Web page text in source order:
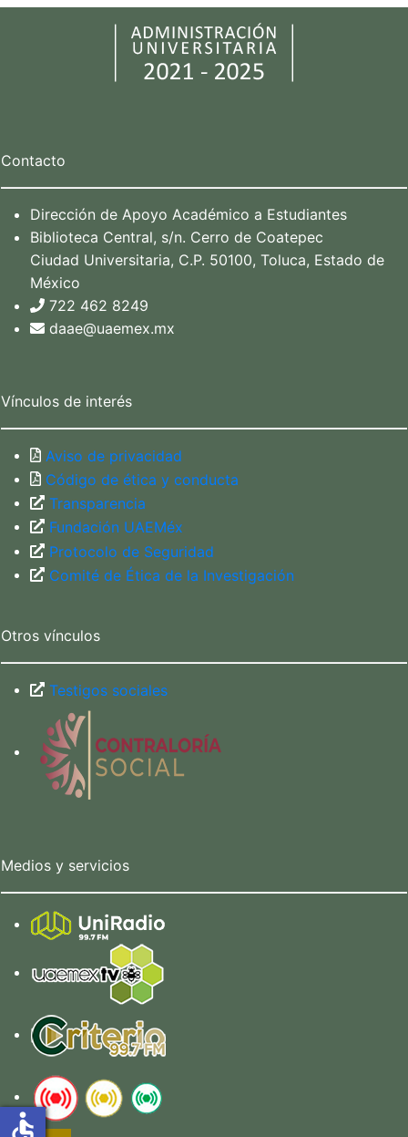
accessible
Contacto
Dirección de Apoyo Académico a Estudiantes
Biblioteca Central, s/n. Cerro de Coatepec
Ciudad Universitaria, C.P. 50100, Toluca, Estado de
México
722 462 8249
daae@uaemex.mx
Vínculos de interés
Aviso de privacidad
Código de ética y conducta
Transparencia
Fundación UAEMéx
Protocolo de Seguridad
Comité de Ética de la Investigación
Otros vínculos
Testigos sociales
Medios y servicios
accessible